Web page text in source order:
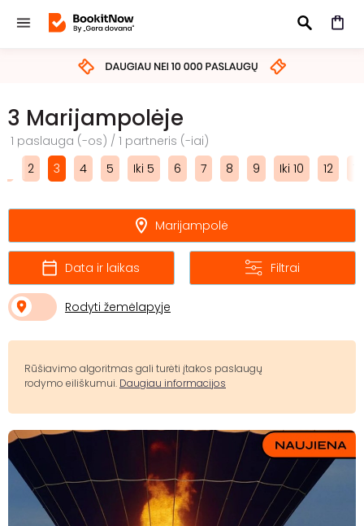
IEŠKOTI
3 Marijampolėje
1 paslauga (-os) / 1 partneris (-iai)
2 3 4 5 Iki 5 6 7 8 9 Iki 10 12
Marijampolė
Data ir laikas Filtrai
Rodyti žemėlapyje
Rūšiavimo algoritmas gali turėti įtakos paslaugų
rodymo eiliškumui. Daugiau informacijos